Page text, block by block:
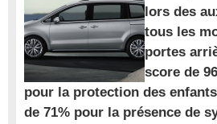
lors des
tous les
portes
score de
pour la protection des
de 71% pour la présence de